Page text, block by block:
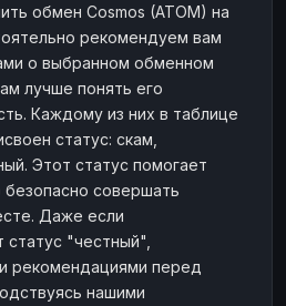
обмен Cosmos (ATOM) на
рекомендуем вам
о выбранном обменном
лучше понять его
Каждому из них в таблице
статус: скам,
Этот статус помогает
безопасно совершать
Даже если
"честный",
рекомендациями перед
нашими